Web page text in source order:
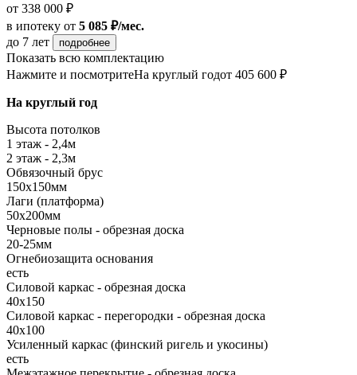
от 338 000 ₽
в ипотеку от 5 085 ₽/мес.
до 7 лет
подробнее
Показать всю комплектацию
Нажмите и посмотритеНа круглый годот 405 600 ₽
На круглый год
Высота потолков
1 этаж - 2,4м
2 этаж - 2,3м
Обвязочный брус
150х150мм
Лаги (платформа)
50х200мм
Черновые полы - обрезная доска
20-25мм
Огнебиозащита основания
есть
Силовой каркас - обрезная доска
40х150
Силовой каркас - перегородки - обрезная доска
40х100
Усиленный каркас (финский ригель и укосины)
есть